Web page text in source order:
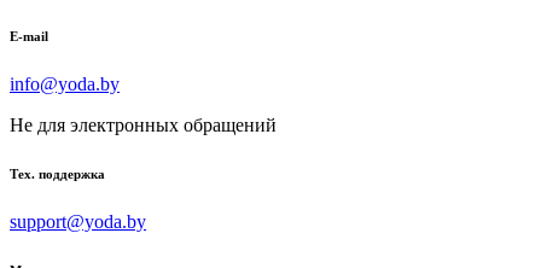
E-mail
info@yoda.by
Не для электронных обращений
Тех. поддержка
support@yoda.by